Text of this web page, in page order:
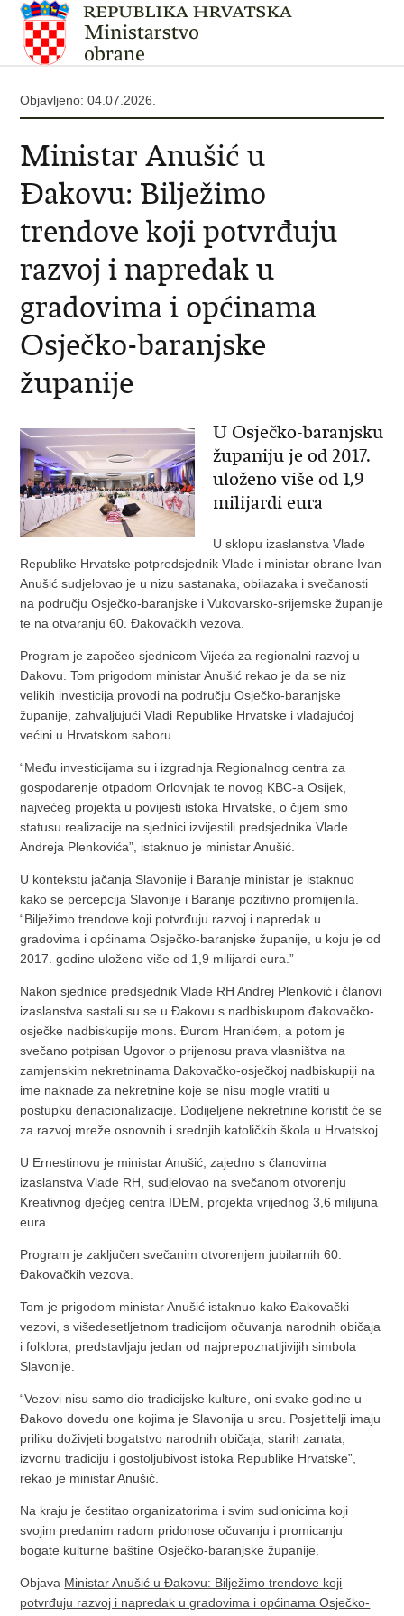
Objavljeno: 04.07.2026.
Ministar Anušić u
Đakovu: Bilježimo
trendove koji potvrđuju
razvoj i napredak u
gradovima i općinama
Osječko-baranjske
županije
U Osječko-baranjsku
županiju je od 2017.
uloženo više od 1,9
milijardi eura
U sklopu izaslanstva Vlade
Republike Hrvatske potpredsjednik Vlade i ministar obrane Ivan
Anušić sudjelovao je u nizu sastanaka, obilazaka i svečanosti
na području Osječko-baranjske i Vukovarsko-srijemske županije
te na otvaranju 60. Đakovačkih vezova.
Program je započeo sjednicom Vijeća za regionalni razvoj u
Đakovu. Tom prigodom ministar Anušić rekao je da se niz
velikih investicija provodi na području Osječko-baranjske
županije, zahvaljujući Vladi Republike Hrvatske i vladajućoj
većini u Hrvatskom saboru.
“Među investicijama su i izgradnja Regionalnog centra za
gospodarenje otpadom Orlovnjak te novog KBC-a Osijek,
najvećeg projekta u povijesti istoka Hrvatske, o čijem smo
statusu realizacije na sjednici izvijestili predsjednika Vlade
Andreja Plenkovića”, istaknuo je ministar Anušić.
U kontekstu jačanja Slavonije i Baranje ministar je istaknuo
kako se percepcija Slavonije i Baranje pozitivno promijenila.
“Bilježimo trendove koji potvrđuju razvoj i napredak u
gradovima i općinama Osječko-baranjske županije, u koju je od
2017. godine uloženo više od 1,9 milijardi eura.”
Nakon sjednice predsjednik Vlade RH Andrej Plenković i članovi
izaslanstva sastali su se u Đakovu s nadbiskupom đakovačko-
osječke nadbiskupije mons. Đurom Hranićem, a potom je
svečano potpisan Ugovor o prijenosu prava vlasništva na
zamjenskim nekretninama Đakovačko-osječkoj nadbiskupiji na
ime naknade za nekretnine koje se nisu mogle vratiti u
postupku denacionalizacije. Dodijeljene nekretnine koristit će se
za razvoj mreže osnovnih i srednjih katoličkih škola u Hrvatskoj.
U Ernestinovu je ministar Anušić, zajedno s članovima
izaslanstva Vlade RH, sudjelovao na svečanom otvorenju
Kreativnog dječjeg centra IDEM, projekta vrijednog 3,6 milijuna
eura.
Program je zaključen svečanim otvorenjem jubilarnih 60.
Đakovačkih vezova.
Tom je prigodom ministar Anušić istaknuo kako Đakovački
vezovi, s višedesetljetnom tradicijom očuvanja narodnih običaja
i folklora, predstavljaju jedan od najprepoznatljivijih simbola
Slavonije.
“Vezovi nisu samo dio tradicijske kulture, oni svake godine u
Đakovo dovedu one kojima je Slavonija u srcu. Posjetitelji imaju
priliku doživjeti bogatstvo narodnih običaja, starih zanata,
izvornu tradiciju i gostoljubivost istoka Republike Hrvatske”,
rekao je ministar Anušić.
Na kraju je čestitao organizatorima i svim sudionicima koji
svojim predanim radom pridonose očuvanju i promicanju
bogate kulturne baštine Osječko-baranjske županije.
Objava Ministar Anušić u Đakovu: Bilježimo trendove koji
potvrđuju razvoj i napredak u gradovima i općinama Osječko-